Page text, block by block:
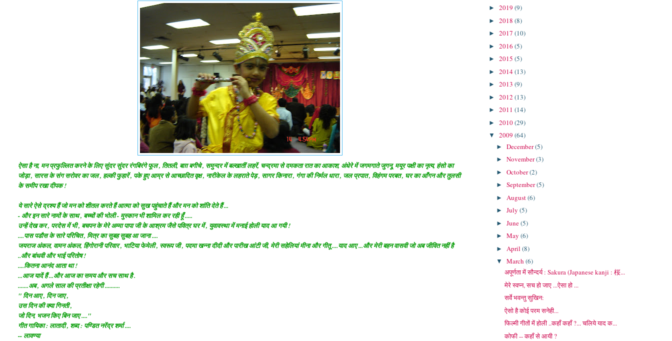
ऐसा है ना, मन प्रफुल्लित करने के लिए सुंदर सुंदर रंगबिरंगे फूल , तितली, बाग़ बगीचे , समुन्दर में बल्खातीं लहरें, चन्द्रमा से दमकता रात का आकाश, अंधेरे में जगमगाते जुगनू, मयूर पक्षी का नृत्य, हंसो का
जोड़ा , सारस के संग सरोवर का जल , हल्की फुहारें , पके हुए आम्र से आच्छादित वृक्ष , नारीकेल के लहराते पेड़ , सागर किनारा , गंगा की निर्मल धारा , जल प्रपात , विहंगम परबत , घर का आँगन और तुलसी
के समीप रखा दीपक !
ये सारे ऐसे द्रश्य हैं जो मन को शीतल करते हैं आत्मा को सुख पहुंचाते हैं और मन को शांति देते हैं ...
- और इन सारे नामों के साथ , बच्चों की भोली - मुस्कान भी शामिल कर रही हूँ .....
उन्हें देख कर , परदेस में भी , बचपन के मेरे अम्मा पापा जी के आश्रम जैसे पवित्र घर में , युवावस्था में मनाई होली याद आ गयी !
....पास पडौस के सारे परिचित , मित्र का सुबह सुबह आ जाना ....
जयराजअंकल, वामन अंकल, हिंगोरानी परिवार , भाटिया फेमेली , स्वरूप जी , पदमा खन्ना दीदी और पारीख आंटी जी, मेरी सहेलियां मीना और गीतू ....याद आए ...और मेरी बहन वासवी जो अब जीवित नहीं है
..और बांधवी और भाई परितोष !
....कितना आनंद आता था !
...आज यादें हैं ...और आज का समय और सच साथ है .
.......अब , अगले साल की प्रतीक्षा रहेगी ..........
" दिन आए , दिन जाए ,
उस दिन की क्या गिनती ,
जो दिन, भजन किए बिन जाए ...."
गीत गायिका : लातादी , शब्द : पण्डित नरेंद्र शर्मा ....
-- लावण्या
► 2019 (9)
► 2018 (8)
► 2017 (10)
► 2016 (5)
► 2015 (5)
► 2014(13)
► 2013 (9)
► 2012 (13)
► 2011 (14)
► 2010(29)
▼ 2009 (64)
►December(5)
►November(3)
►October(2)
►September(5)
► August(6)
►July(5)
►June(5)
►May(6)
► April(8)
▼March(6)
अपूर्णता में सौन्दर्य : Sakura (Japanese kanji : 桜...
मेरे स्वप्न, सच हो जाए ...ऐसा हो ...
सर्वे भवन्तु सुखिन:
ऐसो है कोई परम सनेही...
फिल्मी गीतों में होली ..कहाँ कहाँ ?... चलिये याद क...
कोफी -- कहाँ से आयी ?